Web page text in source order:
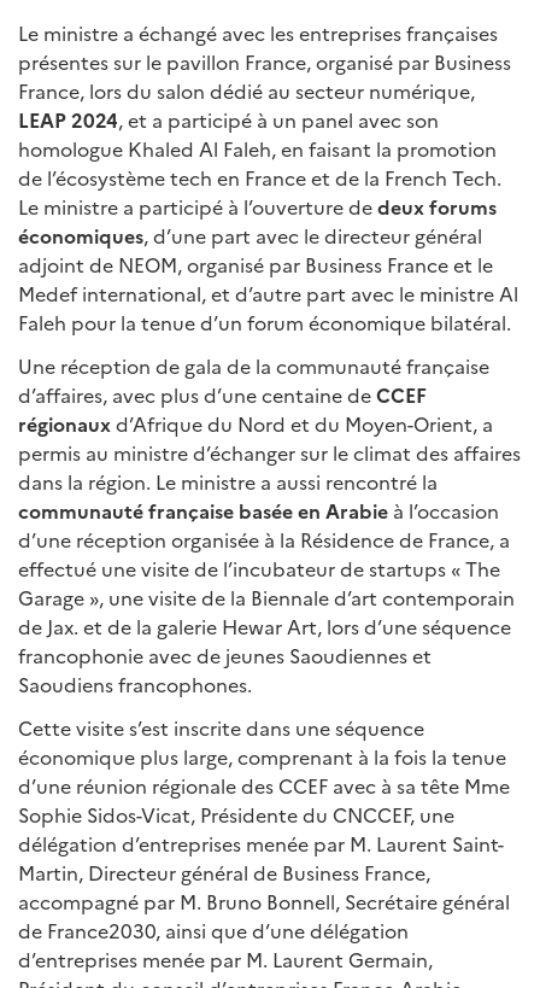
Le ministre a échangé avec les entreprises françaises
présentes sur le pavillon France, organisé par Business
France, lors du salon dédié au secteur numérique,
LEAP 2024, et a participé à un panel avec son
homologue Khaled Al Faleh, en faisant la promotion
de l’écosystème tech en France et de la French Tech.
Le ministre a participé à l’ouverture dedeux forums
économiques, d’une part avec le directeur général
adjoint de NEOM, organisé par Business France et le
Medef international, et d’autre part avec le ministre Al
Faleh pour la tenue d’un forum économique bilatéral.
Une réception de gala de la communauté française
d’affaires, avec plus d’une centaine deCCEF
régionauxd’Afrique du Nord et du Moyen-Orient, a
permis au ministre d’échanger sur le climat des affaires
dans la région. Le ministre a aussi rencontré la
communauté française basée en Arabie à l’occasion
d’une réception organisée à la Résidence de France, a
effectué une visite de l’incubateur de startups « The
Garage », une visite de la Biennale d’art contemporain
de Jax. et de la galerie Hewar Art, lors d’une séquence
francophonie avec de jeunes Saoudiennes et
Saoudiens francophones.
Cette visite s’est inscrite dans une séquence
économique plus large, comprenant à la fois la tenue
d’une réunion régionale des CCEF avec à sa tête Mme
Sophie Sidos-Vicat, Présidente du CNCCEF, une
délégation d’entreprises menée par M. Laurent Saint-
Martin, Directeur général de Business France,
accompagné par M. Bruno Bonnell, Secrétaire général
de France2030, ainsi que d’une délégation
d’entreprises menée par M. Laurent Germain,